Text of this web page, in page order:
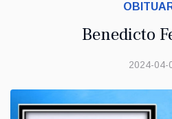
Benedicto
2024-04-